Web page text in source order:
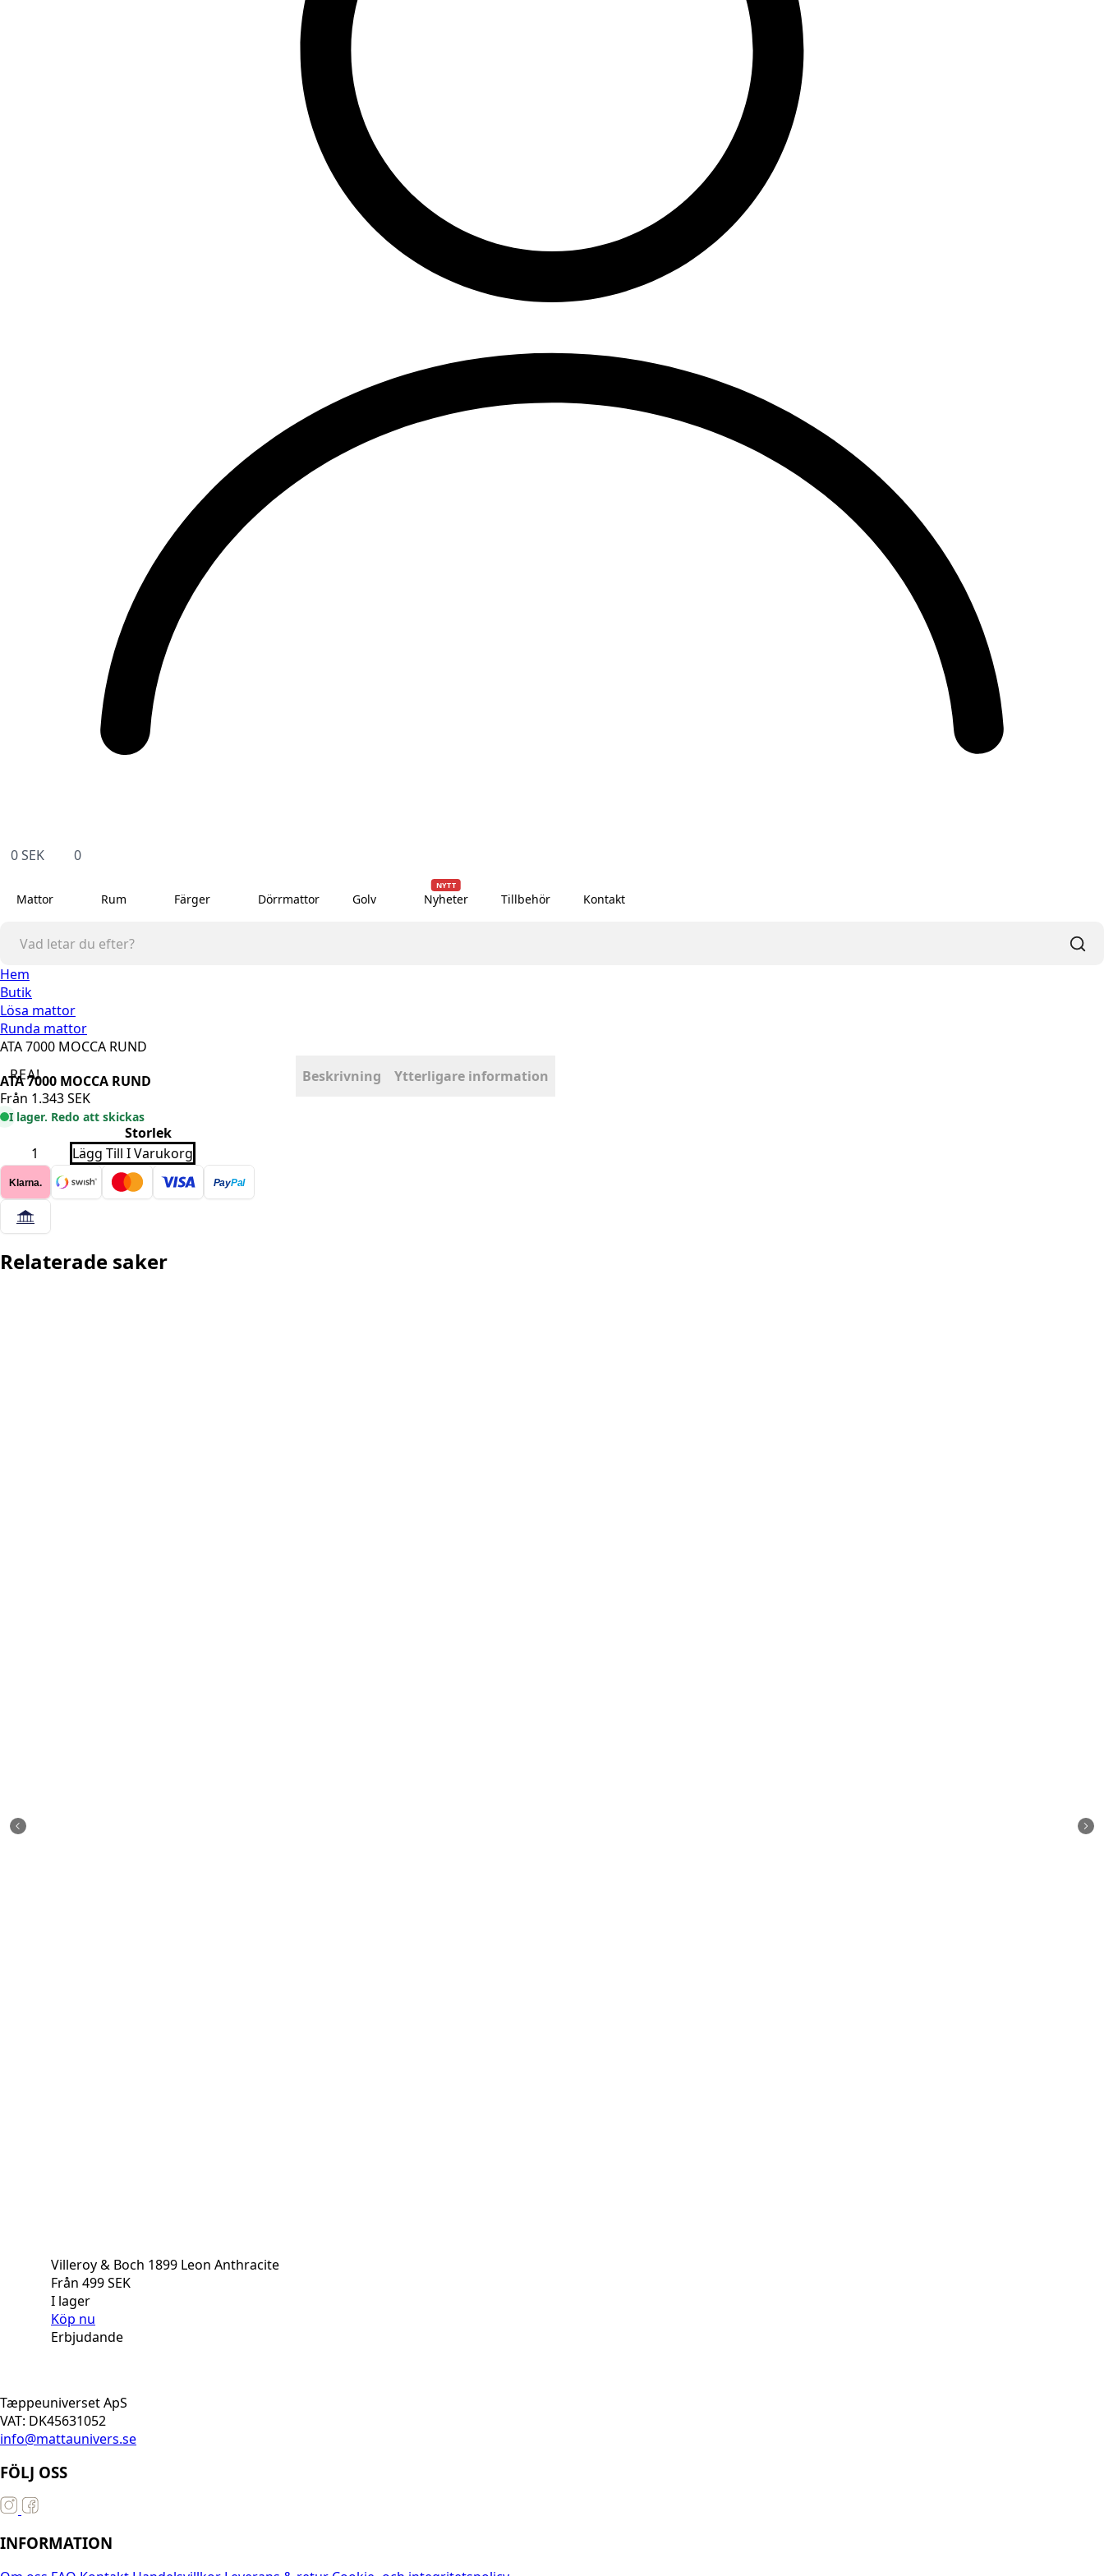
0SEK 0
Mattor Rum Färger Dörrmattor Golv Nyheter
NYTT
Tillbehör Kontakt
Hem
Butik
Lösa mattor
Runda mattor
ATA 7000 MOCCA RUND
REA!
ATA 7000 MOCCA RUND
Från 1.343SEK
I lager. Redo att skickas
Storlek
7000
MOCCA
RUND
mängd
Lägg Till I Varukorg
Klarna. PayPal
Beskrivning Ytterligare information
Relaterade saker
Villeroy & Boch 1899 Leon Anthracite
Från 499SEK
I lager
Köp nu
Erbjudande
Tæppeuniverset ApS
VAT: DK45631052
info@mattaunivers.se
FÖLJ OSS
INFORMATION